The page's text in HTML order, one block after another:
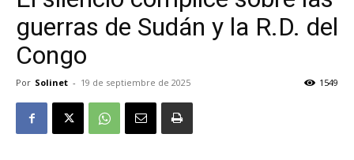
guerras de Sudán y la R.D. del
Congo
Por Solinet - 19 de septiembre de 2025 1549